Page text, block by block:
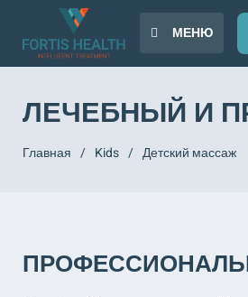
МЕНЮ
ЛЕЧЕБНЫЙ И
Главная / Kids / Детский массаж